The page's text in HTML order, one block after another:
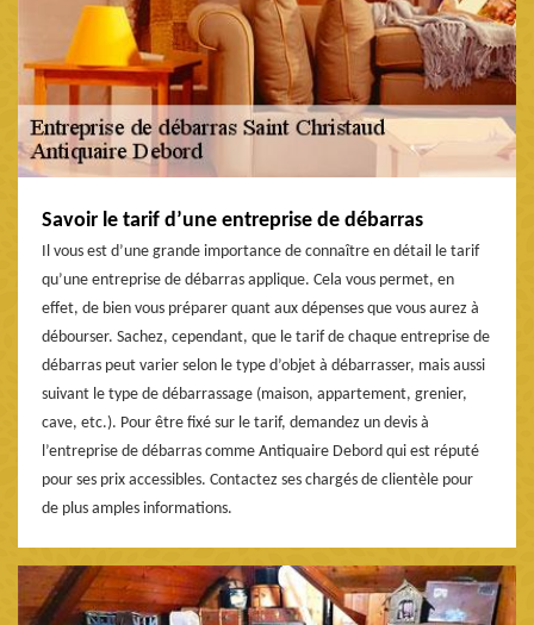
Savoir le tarif d’une entreprise de débarras
Il vous est d’une grande importance de connaître en détail le tarif
qu’une entreprise de débarras applique. Cela vous permet, en
effet, de bien vous préparer quant aux dépenses que vous aurez à
débourser. Sachez, cependant, que le tarif de chaque entreprise de
débarras peut varier selon le type d’objet à débarrasser, mais aussi
suivant le type de débarrassage (maison, appartement, grenier,
cave, etc.). Pour être fixé sur le tarif, demandez un devis à
l’entreprise de débarras comme Antiquaire Debord qui est réputé
pour ses prix accessibles. Contactez ses chargés de clientèle pour
de plus amples informations.